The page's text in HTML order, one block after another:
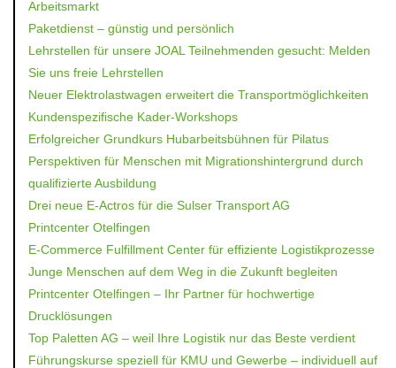
Arbeitsmarkt
Paketdienst – günstig und persönlich
Lehrstellen für unsere JOAL Teilnehmenden gesucht: Melden
Sie uns freie Lehrstellen
Neuer Elektrolastwagen erweitert die Transportmöglichkeiten
Kundenspezifische Kader-Workshops
Erfolgreicher Grundkurs Hubarbeitsbühnen für Pilatus
Perspektiven für Menschen mit Migrationshintergrund durch
qualifizierte Ausbildung
Drei neue E-Actros für die Sulser Transport AG
Printcenter Otelfingen
E-Commerce Fulfillment Center für effiziente Logistikprozesse
Junge Menschen auf dem Weg in die Zukunft begleiten
Printcenter Otelfingen – Ihr Partner für hochwertige
Drucklösungen
Top Paletten AG – weil Ihre Logistik nur das Beste verdient
Führungskurse speziell für KMU und Gewerbe – individuell auf